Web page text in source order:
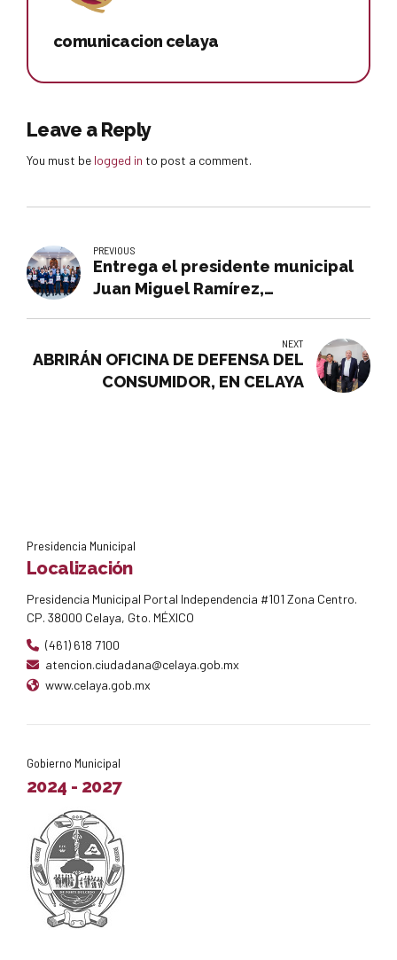
comunicacion celaya
Leave a Reply
You must be logged in to post a comment.
PREVIOUS
Entrega el presidente municipal
Juan Miguel Ramírez,
NEXT
ABRIRÁN OFICINA DE DEFENSA DEL
CONSUMIDOR, EN CELAYA
Presidencia Municipal
Localización
Presidencia Municipal Portal Independencia #101 Zona Centro.
CP. 38000 Celaya, Gto. MÉXICO
(461) 618 7100
atencion.ciudadana@celaya.gob.mx
www.celaya.gob.mx
Gobierno Municipal
2024 - 2027